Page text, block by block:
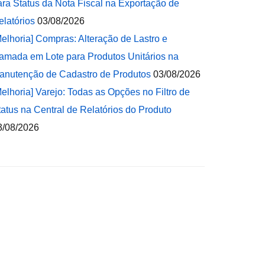
Status da Nota Fiscal na Exportação de
03/08/2026
Compras: Alteração de Lastro e
em Lote para Produtos Unitários na
de Cadastro de Produtos 03/08/2026
Varejo: Todas as Opções no Filtro de
na Central de Relatórios do Produto
08/2026